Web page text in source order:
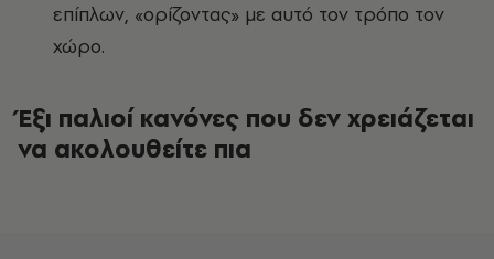
επίπλων, «ορίζοντας» με αυτό τον τρόπο τον
χώρο.
Έξι παλιοί κανόνες που δεν χρειάζεται
να ακολουθείτε πια